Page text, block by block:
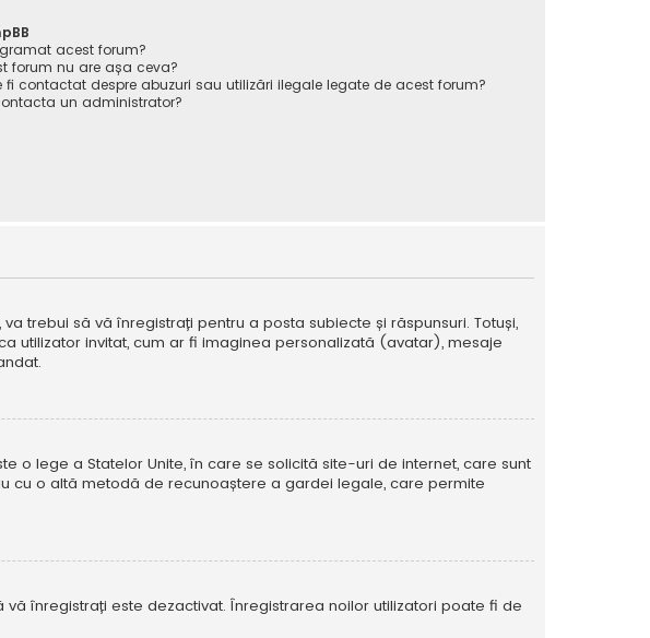
acest forum?
forum nu are așa ceva?
fi contactat despre abuzuri sau utilizări ilegale legate de acest forum?
un administrator?
trebui să vă înregistrați pentru a posta subiecte și răspunsuri. Totuși,
utilizator invitat, cum ar fi imaginea personalizată (avatar), mesaje
o lege a Statelor Unite, în care se solicită site-uri de internet, care sunt
cu o altă metodă de recunoaștere a gardei legale, care permite
înregistrați este dezactivat. Înregistrarea noilor utilizatori poate fi de